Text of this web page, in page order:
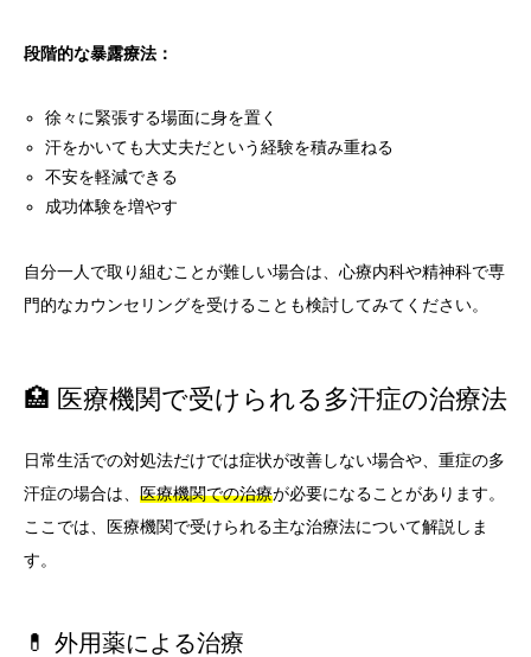
段階的な暴露療法：
徐々に緊張する場面に身を置く
汗をかいても大丈夫だという経験を積み重ねる
不安を軽減できる
成功体験を増やす
自分一人で取り組むことが難しい場合は、心療内科や精神科で専
門的なカウンセリングを受けることも検討してみてください。
🏥 医療機関で受けられる多汗症の治療法
日常生活での対処法だけでは症状が改善しない場合や、重症の多
汗症の場合は、 医療機関での治療が必要になることがあります。
ここでは、医療機関で受けられる主な治療法について解説しま
す。
💊 外用薬による治療